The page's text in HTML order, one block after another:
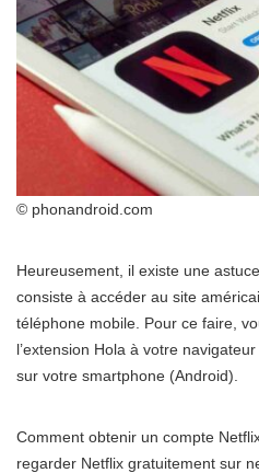
© phonandroid.com
Heureusement, il existe une
consiste à accéder au site
téléphone mobile. Pour ce faire,
l’extension Hola à votre
sur votre smartphone (Android).
Comment obtenir un compte
regarder Netflix gratuitement sur